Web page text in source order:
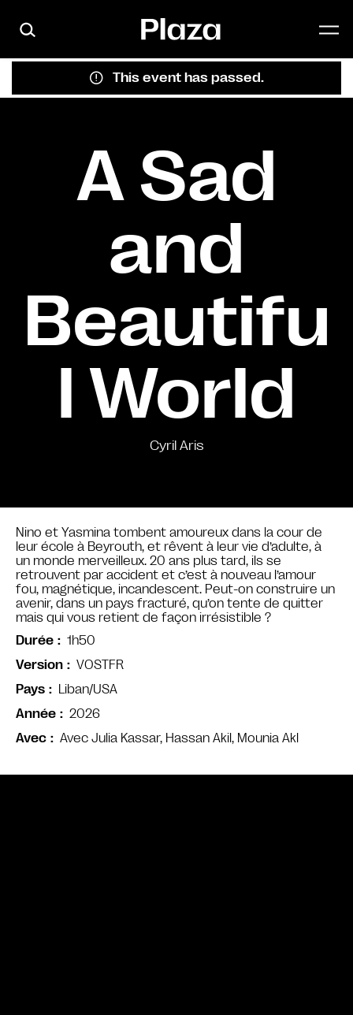
This event has passed.
A Sad
and
Beautifu
l World
Cyril Aris
Avec Avec Julia Kassar, Hassan Akil, Mounia Akl
Nino et Yasmina tombent amoureux dans la cour de
leur école à Beyrouth, et rêvent à leur vie d’adulte, à
un monde merveilleux. 20 ans plus tard, ils se
retrouvent par accident et c’est à nouveau l’amour
fou, magnétique, incandescent. Peut-on construire un
avenir, dans un pays fracturé, qu’on tente de quitter
mais qui vous retient de façon irrésistible ?
Durée
1h50
Version
VOSTFR
Pays
Liban/USA
Année
2026